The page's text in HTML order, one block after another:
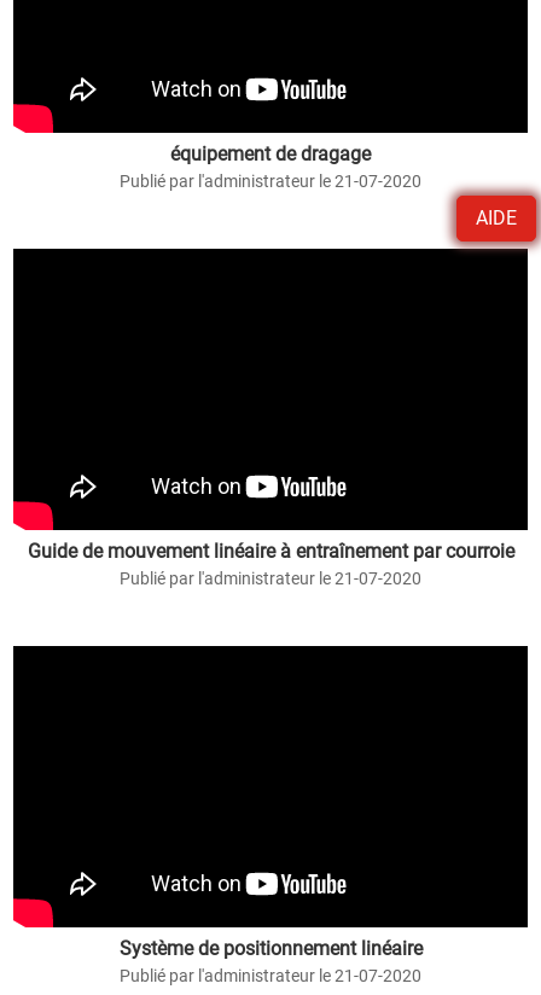
AIDE
équipement de dragage
Publié par l'administrateur le 21-07-2020
Guide de mouvement linéaire à entraînement par courroie
Publié par l'administrateur le 21-07-2020
Système de positionnement linéaire
Publié par l'administrateur le 21-07-2020